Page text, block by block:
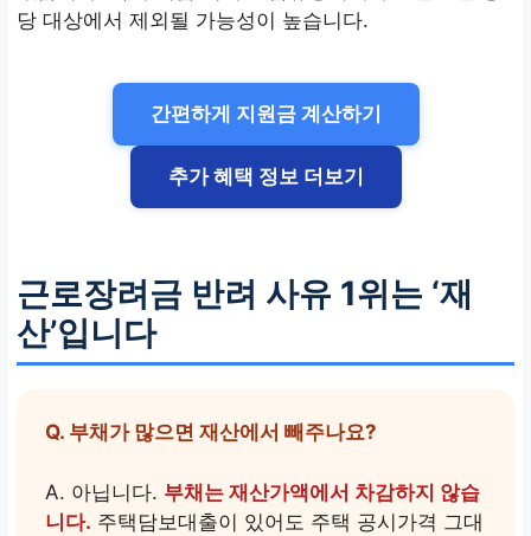
당 대상에서 제외될 가능성이 높습니다.
간편하게 지원금 계산하기
추가 혜택 정보 더보기
근로장려금 반려 사유 1위는 ‘재
산’입니다
Q. 부채가 많으면 재산에서 빼주나요?
A. 아닙니다. 부채는 재산가액에서 차감하지 않습
니다. 주택담보대출이 있어도 주택 공시가격 그대